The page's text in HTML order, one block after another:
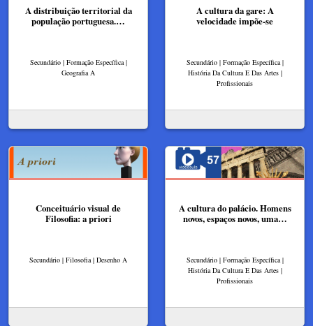
A distribuição territorial da
população portuguesa.…
Secundário | Formação Específica |
Geografia A
A cultura da gare: ​A
velocidade impõe-se​
Secundário | Formação Específica |
História Da Cultura E Das Artes |
Profissionais
Conceituário visual de
Filosofia: a priori
Secundário | Filosofia | Desenho A
A cultura do palácio. Homens
novos, espaços novos, uma…
Secundário | Formação Específica |
História Da Cultura E Das Artes |
Profissionais